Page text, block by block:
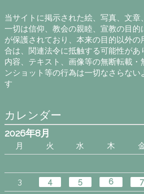
ブ
当サイトに掲示された絵、写真、文章
一切は信仰、教会の親睦、宣教の目的
が保護されており、本来の目的以外の
合は、関連法令に抵触する可能性があ
内容、テキスト、画像等の無断転載・
ンショット等の行為は一切なさらない
す
カレンダー
2026年8月
月 火 水 木
3
4 5 6 7